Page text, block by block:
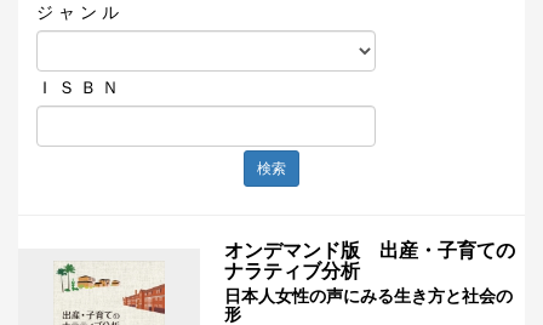
ジ ャ ン ル
Ｉ Ｓ Ｂ Ｎ
検索
オンデマンド版 出産・子育ての
ナラティブ分析
日本人女性の声にみる生き方と社会の
形